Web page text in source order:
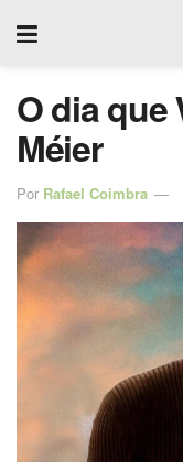
O dia
Méier
Por Rafael Coimbra